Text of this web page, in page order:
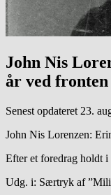
John Nis
år ved fronten
Senest opdateret 23.
John Nis Lorenzen:
Efter et foredrag holdt
Udg. i: Særtryk af